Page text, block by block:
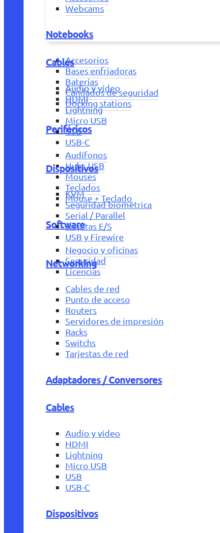
Webcams
Notebooks
Accesorios
Bases enfriadoras
Baterías
Candados de seguridad
Docking stations
Periféricos
Audífonos
Hubs USB
Mouses
Teclados
Mouse + Teclado
Software
Negocio y oficinas
Seguridad
Licencias
Cables
Audio y vídeo
HDMI
Lightning
Micro USB
USB
USB-C
Dispositivos
KVM
Seguridad biométrica
Serial / Parallel
Tarjetas E/S
USB y Firewire
Networking
Cables de red
Punto de acceso
Routers
Servidores de impresión
Racks
Switchs
Tarjestas de red
Adaptadores / Conversores
Cables
Audio y vídeo
HDMI
Lightning
Micro USB
USB
USB-C
Dispositivos